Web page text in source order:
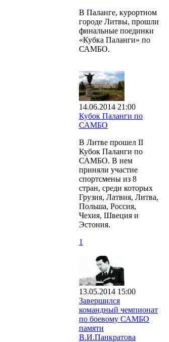
В Паланге, курортном
городе Литвы, прошли
финальные поединки
«Кубка Паланги» по
САМБО.
14.06.2014 21:00
Кубок Паланги по
САМБО
В Литве прошел II
Кубок Паланги по
САМБО. В нем
приняли участие
спортсмены из 8
стран, среди которых
Грузия, Латвия, Литва,
Польша, Россия,
Чехия, Швеция и
Эстония.
1
13.05.2014 15:00
Завершился
командный чемпионат
по боевому САМБО
памяти
В.И.Панкратова